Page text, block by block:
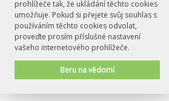
prohlížeče tak, že ukládání těchto cookies
umožňuje. Pokud si přejete svůj souhlas s
používáním těchto cookies odvolat,
proveďte prosím příslušné nastavení
vašeho internetového prohlížeče.
Beru na vědomí
How to apply
Placement test
Useful Info